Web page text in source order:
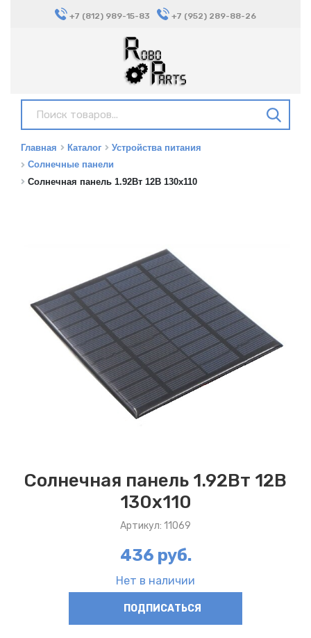
+7 (812) 989-15-83 +7 (952) 289-88-26
Главная Каталог
Устройства питания
Солнечные панели
Солнечная панель 1.92Вт 12В 130x110
Солнечная панель 1.92Вт 12В
130x110
Артикул: 11069
436 руб.
Нет в наличии
ПОДПИСАТЬСЯ